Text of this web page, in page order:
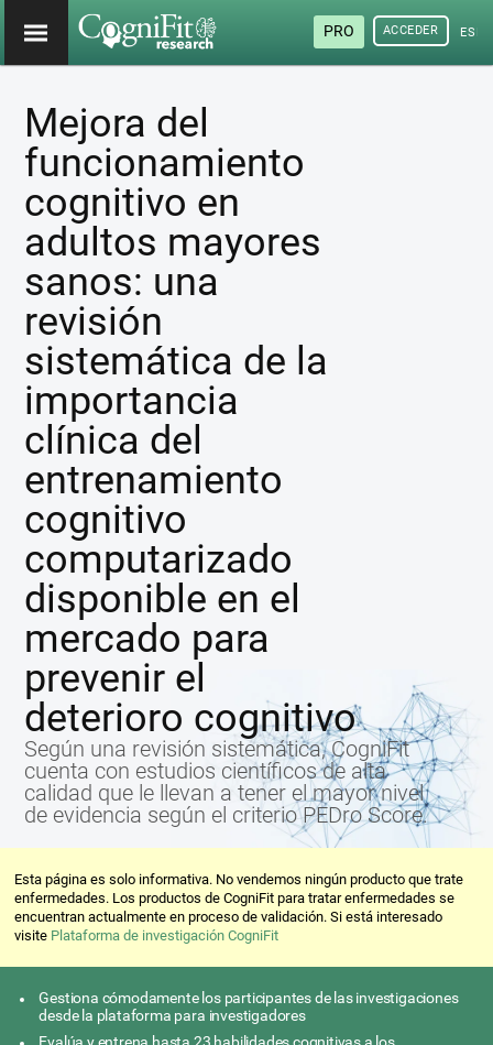
PRO ACCEDER
Mejora del
funcionamiento
cognitivo en
adultos mayores
sanos: una
revisión
sistemática de la
importancia
clínica del
entrenamiento
cognitivo
computarizado
disponible en el
mercado para
prevenir el
deterioro cognitivo
Según una revisión sistemática, CogniFit
cuenta con estudios científicos de alta
calidad que le llevan a tener el mayor nivel
de evidencia según el criterio PEDro Score.
Esta página es solo informativa. No vendemos ningún producto que trate
enfermedades. Los productos de CogniFit para tratar enfermedades se
encuentran actualmente en proceso de validación. Si está interesado
visite Plataforma de investigación CogniFit
Gestiona cómodamente los participantes de las investigaciones
desde la plataforma para investigadores